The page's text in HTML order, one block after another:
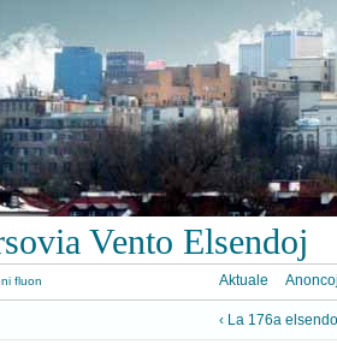
Vento Elsendoj
Aktuale
fluon
‹ La 176a elsendo